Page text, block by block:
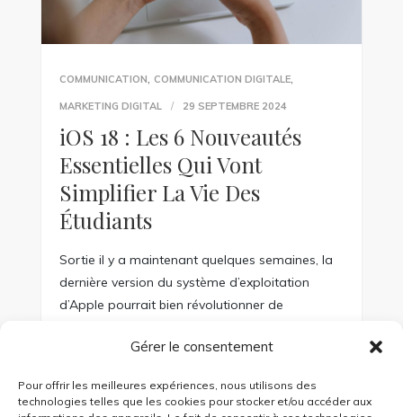
Gérer le consentement
Pour offrir les meilleures expériences, nous utilisons des
technologies telles que les cookies pour stocker et/ou accéder aux
COMMUNICATION, COMMUNICATION DIGITALE,
MARKETING DIGITAL 29 SEPTEMBRE 2024
iOS 18 : Les 6 Nouveautés
Essentielles Qui Vont
Simplifier La Vie Des
Étudiants
Sortie il y a maintenant quelques semaines, la
dernière version du système d’exploitation
d’Apple pourrait bien révolutionner de
l’intelligence artificielle aux solutions de santé
d’usage, voici les 6 fonctionnalités essentielles à